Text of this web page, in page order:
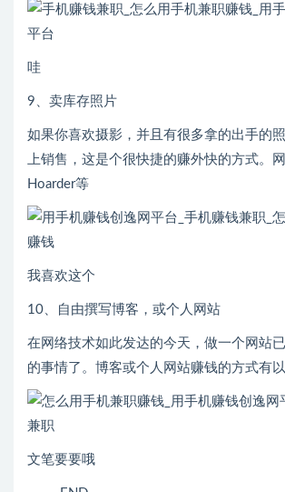
哇
9、卖库存照片
如果你喜欢摄影，并且有很多拿的出手的
上销售，这是个很快捷的赚外快的方式。
Hoarder等
我喜欢这个
10、自由撰写博客，或个人网站
在网络技术如此发达的今天，做一个网站
的事情了。博客或个人网站赚钱的方式有以
文笔要要哦